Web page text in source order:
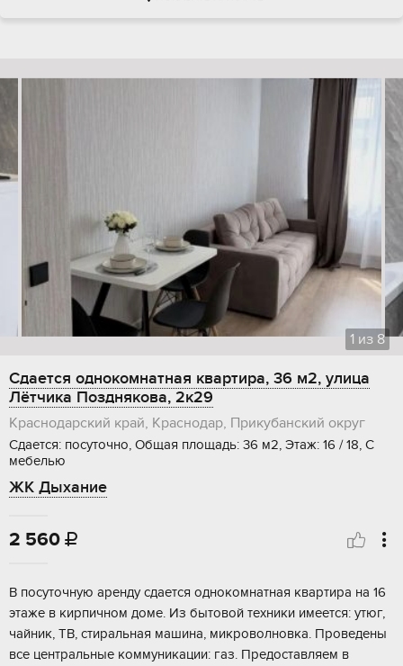
1 из 8
Сдается однокомнатная квартира, 36 м2, улица
Лётчика Позднякова, 2к29
Краснодарский край, Краснодар, Прикубанский округ
Сдается: посуточно, Общая площадь: 36 м2, Этаж: 16 / 18, С
мебелью
ЖК Дыхание
2 560 
В посуточную аренду сдается однокомнатная квартира на 16
этаже в кирпичном доме. Из бытовой техники имеется: утюг,
чайник, ТВ, стиральная машина, микроволновка. Проведены
все центральные коммуникации: газ. Предоставляем в